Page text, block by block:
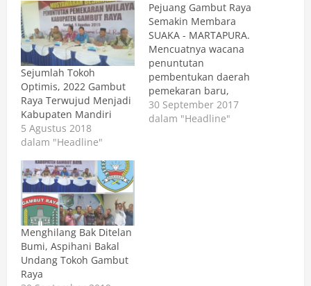
Sejumlah Tokoh
Optimis, 2022 Gambut
Raya Terwujud Menjadi
Kabupaten Mandiri
5 Agustus 2018
dalam "Headline"
Pejuang Gambut Raya
Semakin Membara
SUAKA - MARTAPURA.
Mencuatnya wacana
penuntutan
pembentukan daerah
pemekaran baru,
Kabupaten Gambut
Raya untuk melepaskan
30 September 2017
dalam "Headline"
Menghilang Bak Ditelan
Bumi, Aspihani Bakal
Undang Tokoh Gambut
Raya